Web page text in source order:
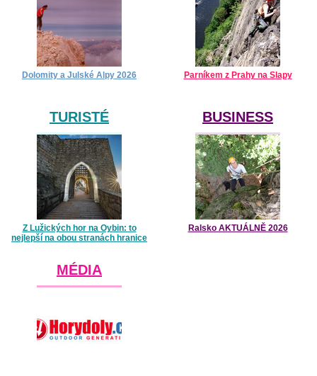
Dolomity a Julské Alpy 2026 Parníkem z Prahy na Slapy
TURISTÉ
Z Lužických hor na Oybin: to
nejlepší na obou stranách hranice
BUSINESS
Ralsko AKTUÁLNĚ 2026
MÉDIA